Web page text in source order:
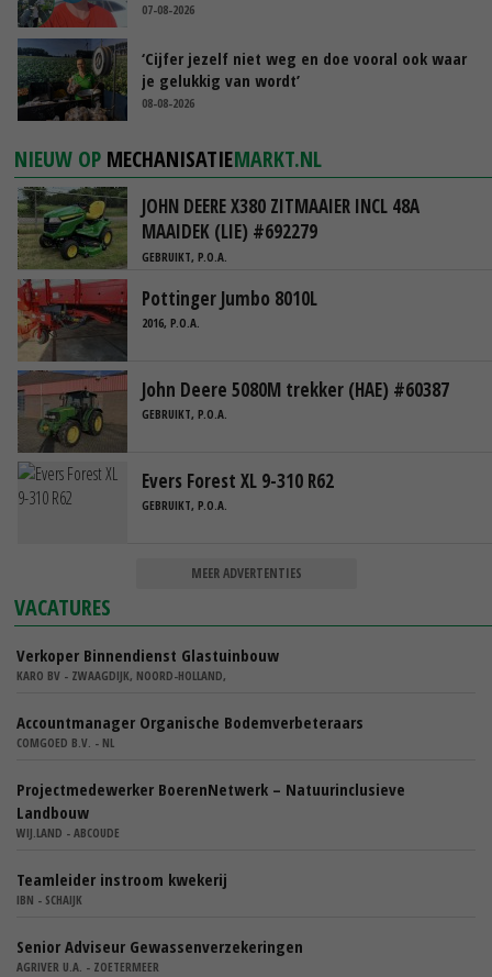
07-08-2026
‘Cijfer jezelf niet weg en doe vooral ook waar
je gelukkig van wordt’
08-08-2026
NIEUW OP MECHANISATIEMARKT.NL
JOHN DEERE X380 ZITMAAIER INCL 48A
MAAIDEK (LIE) #692279
GEBRUIKT, P.O.A.
Pottinger Jumbo 8010L
2016, P.O.A.
John Deere 5080M trekker (HAE) #60387
GEBRUIKT, P.O.A.
Evers Forest XL 9-310 R62
GEBRUIKT, P.O.A.
MEER ADVERTENTIES
VACATURES
Verkoper Binnendienst Glastuinbouw
KARO BV - ZWAAGDIJK, NOORD-HOLLAND,
Accountmanager Organische Bodemverbeteraars
COMGOED B.V. - NL
Projectmedewerker BoerenNetwerk – Natuurinclusieve
Landbouw
WIJ.LAND - ABCOUDE
Teamleider instroom kwekerij
IBN - SCHAIJK
Senior Adviseur Gewassenverzekeringen
AGRIVER U.A. - ZOETERMEER